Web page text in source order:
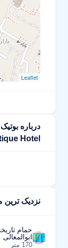
Leaflet
Hotel
نزدیک
حمام
ابوالمعالی
170 متر